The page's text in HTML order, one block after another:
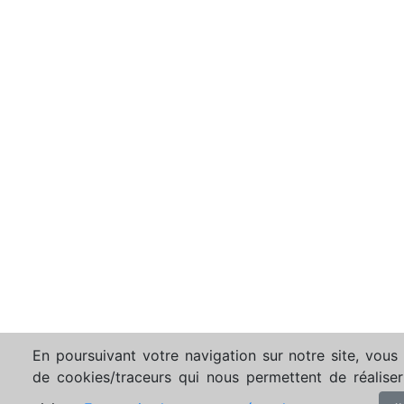
En poursuivant votre navigation sur notre site, vous
de cookies/traceurs qui nous permettent de